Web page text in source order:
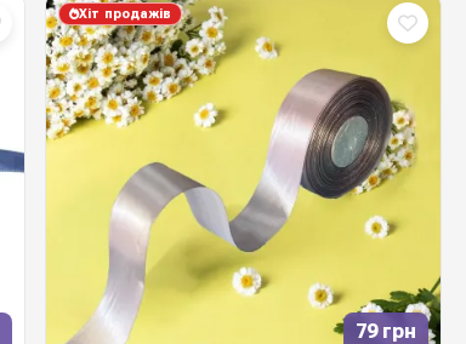
79 грн
Хіт продажів